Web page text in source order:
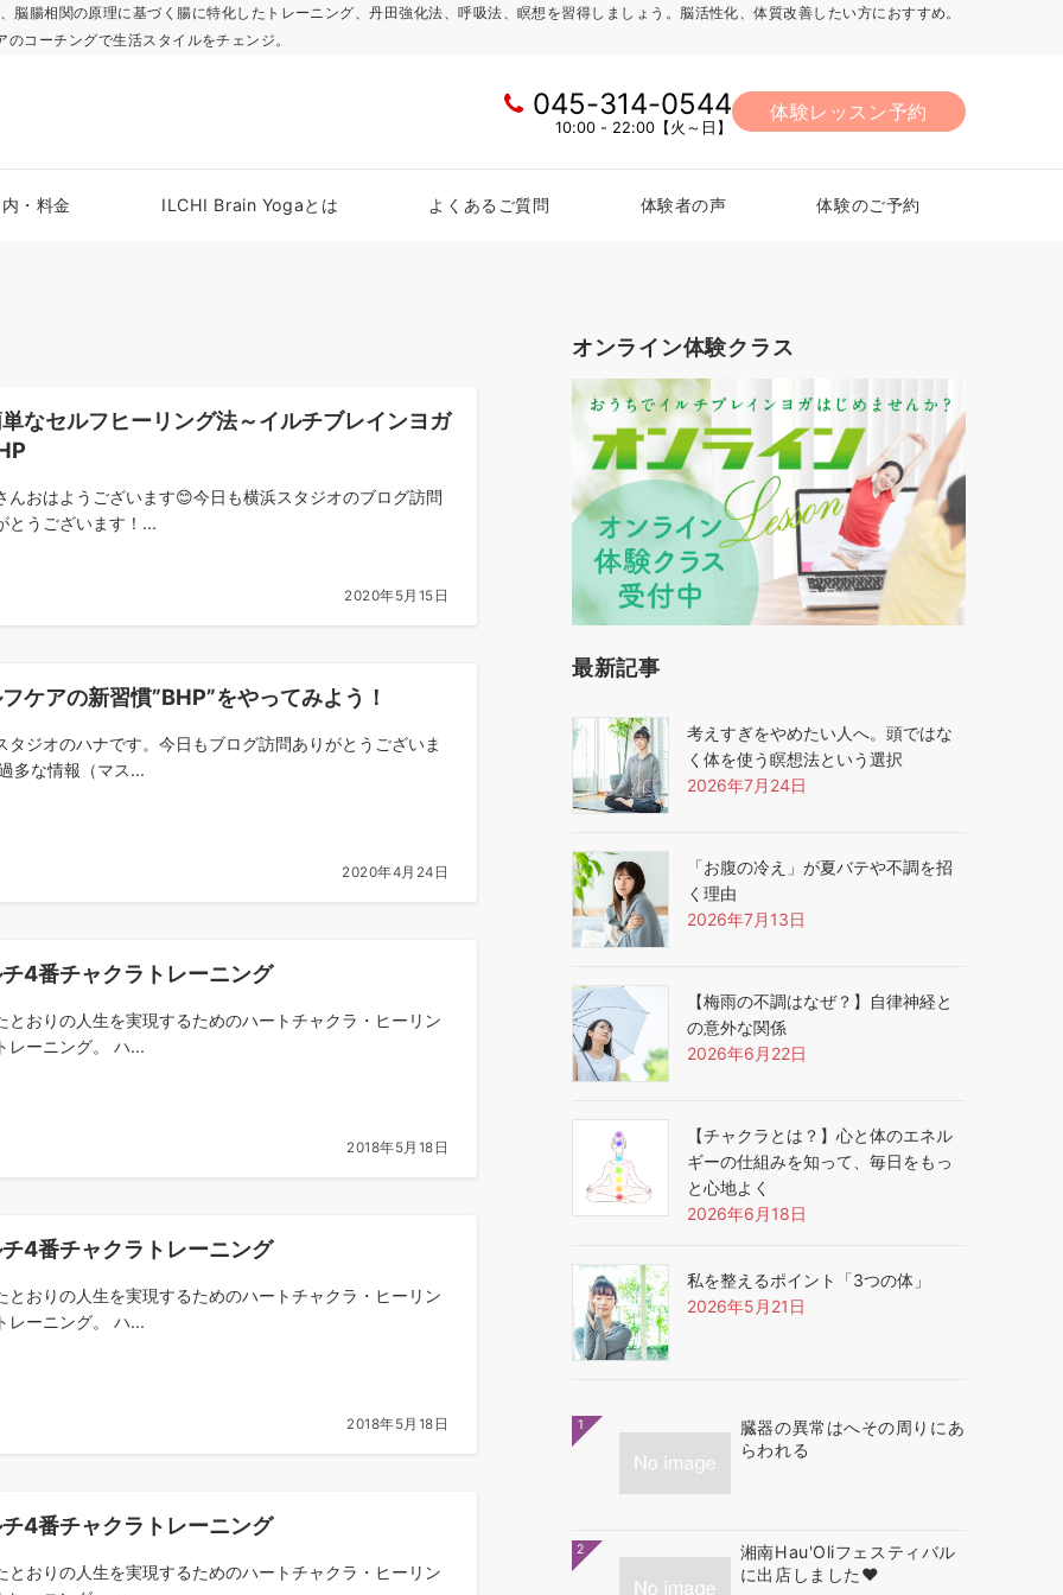
腸相関の原理に基づく腸に特化したトレーニング、丹田強化法、呼吸法、瞑想を習得しましょう。脳活性化、体質改善したい方におすすめ。
コーチングで生活スタイルをチェンジ。
045-314-0544
10:00 - 22:00【火～日】
体験レッスン予約
・料金 ILCHI Brain Yogaとは よくあるご質問 体験者の声 体験のご予約
なセルフヒーリング法～イルチブレインヨガ
んおはようございます😊今日も横浜スタジオのブログ訪問
とうございます！...
2020年5月15日
ケアの新習慣”BHP”をやってみよう！
タジオのハナです。今日もブログ訪問ありがとうございま
多な情報（マス...
2020年4月24日
4番チャクラトレーニング
とおりの人生を実現するためのハートチャクラ・ヒーリン
レーニング。 ハ...
2018年5月18日
4番チャクラトレーニング
とおりの人生を実現するためのハートチャクラ・ヒーリン
レーニング。 ハ...
2018年5月18日
4番チャクラトレーニング
とおりの人生を実現するためのハートチャクラ・ヒーリン
オンライン体験クラス
最新記事
考えすぎをやめたい人へ。頭ではな
く体を使う瞑想法という選択
2026年7月24日
「お腹の冷え」が夏バテや不調を招
く理由
2026年7月13日
【梅雨の不調はなぜ？】自律神経と
の意外な関係
2026年6月22日
【チャクラとは？】心と体のエネル
ギーの仕組みを知って、毎日をもっ
と心地よく
2026年6月18日
私を整えるポイント「3つの体」
2026年5月21日
1
臓器の異常はへその周りにあ
らわれる
2
湘南Hau'Oliフェスティバル
に出店しました❤